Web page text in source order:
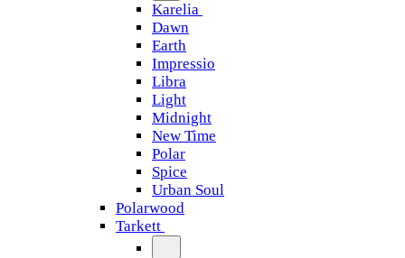
Karelia
Dawn
Earth
Impressio
Libra
Light
Midnight
New Time
Polar
Spice
Urban Soul
Polarwood
Tarkett